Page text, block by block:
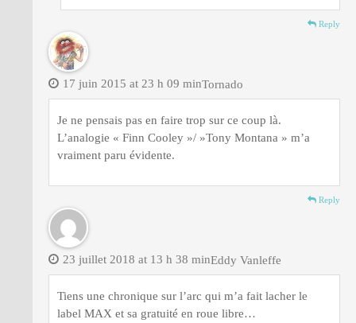
Reply
Tornado
17 juin 2015 at 23 h 09 min
Je ne pensais pas en faire trop sur ce coup là.
L’analogie « Finn Cooley »/ »Tony Montana » m’a
vraiment paru évidente.
Reply
Eddy Vanleffe
23 juillet 2018 at 13 h 38 min
Tiens une chronique sur l’arc qui m’a fait lacher le
label MAX et sa gratuité en roue libre…